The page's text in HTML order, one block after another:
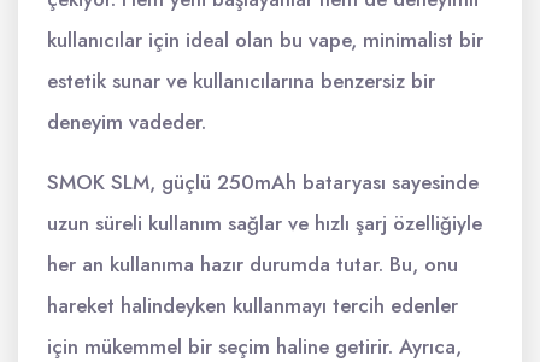
kullanıcılar için ideal olan bu vape, minimalist bir
estetik sunar ve kullanıcılarına benzersiz bir
deneyim vadeder.
SMOK SLM, güçlü 250mAh bataryası sayesinde
uzun süreli kullanım sağlar ve hızlı şarj özelliğiyle
her an kullanıma hazır durumda tutar. Bu, onu
hareket halindeyken kullanmayı tercih edenler
için mükemmel bir seçim haline getirir. Ayrıca,